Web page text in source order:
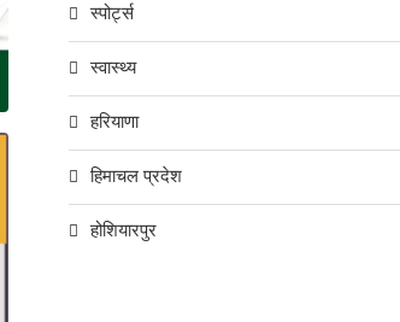
स्पोर्ट्स
स्वास्थ्य
हरियाणा
हिमाचल प्रदेश
होशियारपुर